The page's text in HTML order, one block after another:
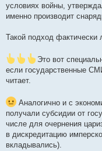
условиях войны,
именно производит
Такой подход
Это вот
если государственные
читает.
Аналогично и с
получали субсидии от
числе для очернения
в дискредитацию
вкладывались).